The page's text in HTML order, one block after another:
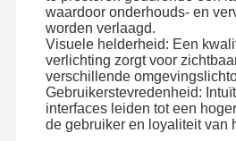
De Schakelaar van het
De Schakelaar van het
Membraancomité Schakelaar
Grafische overlappingen
waardoor onderhouds- en
worden verlaagd.
Visuele helderheid: Een
verlichting zorgt voor
verschillende
Gebruikerstevredenheid:
interfaces leiden tot een
de gebruiker en loyaliteit van